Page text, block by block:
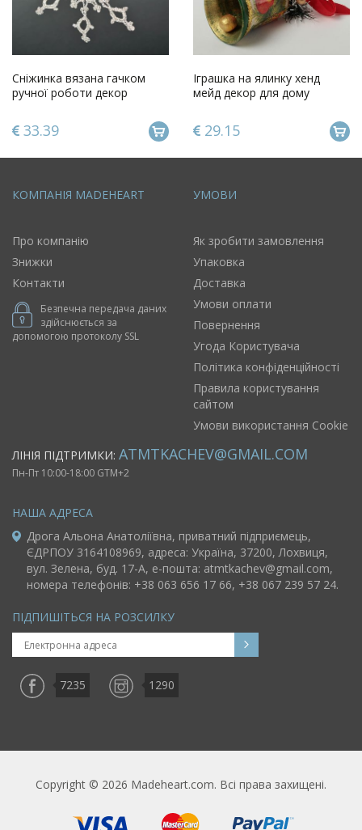
Сніжинка вязана гачком
ручної роботи декор
прикраса
33.39
Іграшка на ялинку хенд
мейд декор для дому
Дзвіночок
29.15
КОМПАНІЯ MADEHEART
Про компанію
Знижки
Контакти
Безпечна передача даних
здійснюється за
допомогою протоколу SSL
УМОВИ
Як зробити замовлення
Упаковка
Доставка
Умови оплати
Повернення
Угода Користувача
Політика конфіденційності
Правила користування
сайтом
Умови використання Cookie
ЛІНІЯ ПІДТРИМКИ: ATMTKACHEV@GMAIL.COM
Пн-Пт 10:00-18:00 GTM+2
НАША АДРЕСА
Дрога Альона Анатоліївна, приватний підприємець,
ЄДРПОУ 3164108969, адреса: Україна, 37200, Лохвиця,
вул. Зелена, буд. 17-A, e-пошта: atmtkachev@gmail.com,
номера телефонів: +38 063 656 17 66, +38 067 239 57 24.
ПІДПИШІТЬСЯ НА РОЗСИЛКУ
7235 1290
Copyright © 2026 Madeheart.com. Всі права захищені.